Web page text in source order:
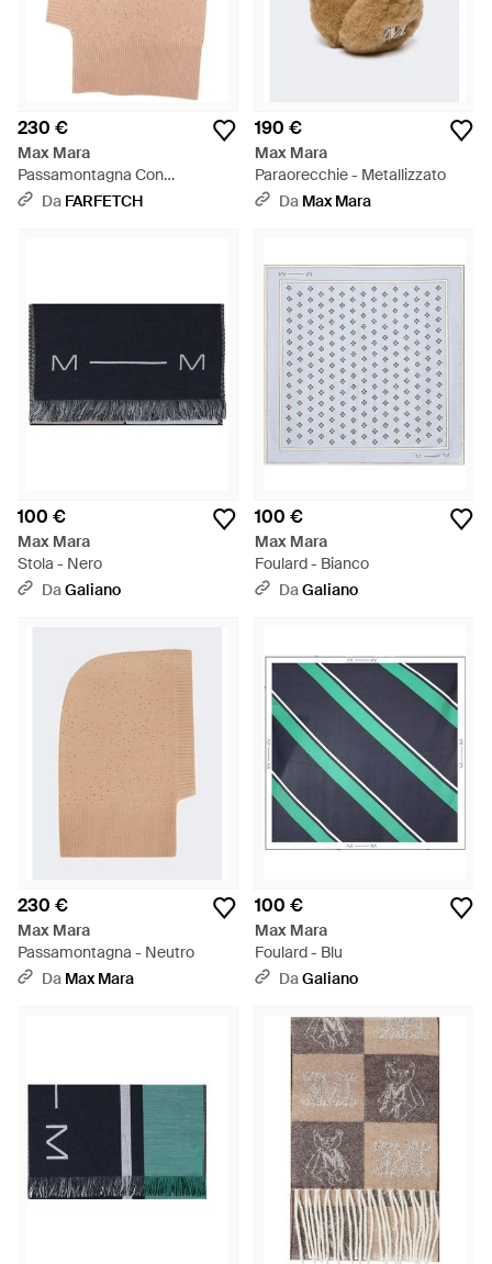
230 €
Max Mara
Passamontagna Con
Decorazione - Bianco
Da FARFETCH
190 €
Max Mara
Paraorecchie - Metallizzato
Da Max Mara
100 €
Max Mara
Stola - Nero
DaGaliano
100 €
Max Mara
Foulard - Bianco
DaGaliano
230 €
Max Mara
Passamontagna - Neutro
Da Max Mara
100 €
Max Mara
Foulard - Blu
DaGaliano